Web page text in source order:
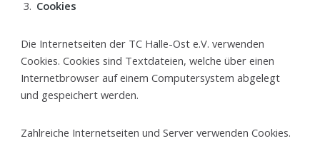
Cookies
Die Internetseiten der TC Halle-Ost e.V. verwenden
Cookies. Cookies sind Textdateien, welche über einen
Internetbrowser auf einem Computersystem abgelegt
und gespeichert werden.
Zahlreiche Internetseiten und Server verwenden Cookies.